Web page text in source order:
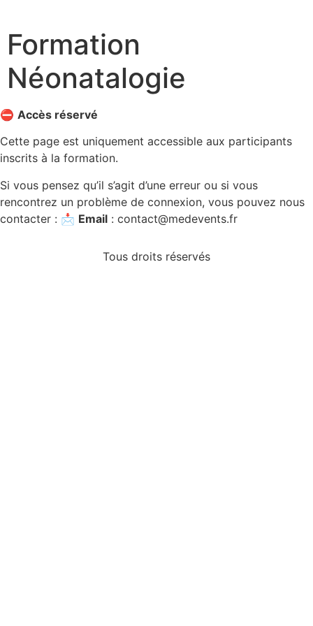
Formation
Néonatalogie
⛔ Accès réservé
Cette page est uniquement accessible aux participants
inscrits à la formation.
Si vous pensez qu’il s’agit d’une erreur ou si vous
rencontrez un problème de connexion, vous pouvez nous
contacter : 📩 Email : contact@medevents.fr
Tous droits réservés